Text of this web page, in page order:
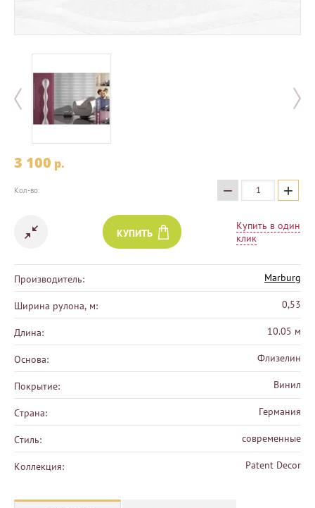
3 100 p.
Кол-во: − +
КУПИТЬ
Купить в один
клик
Производитель: Marburg
Ширина рулона, м: 0,53
Длина: 10.05 м
Основа: Флизелин
Покрытие: Винил
Страна: Германия
Стиль: современные
Коллекция: Patent Decor